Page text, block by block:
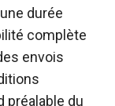
durée
complète
envois
préalable du